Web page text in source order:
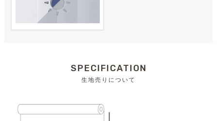
SPECIFICATION
生地売りについて